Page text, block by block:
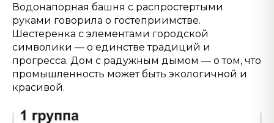
Водонапорная башня с распростертыми
руками говорила о гостеприимстве.
Шестеренка с элементами городской
символики — о единстве традиций и
прогресса. Дом с радужным дымом — о том, что
промышленность может быть экологичной и
красивой.